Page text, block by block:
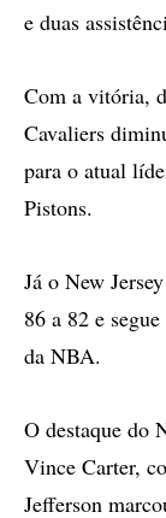
e duas
Com a vitória,
Cavaliers
para o atual
Pistons.
Já o New
86 a 82 e
da NBA.
O destaque do
Vince Carter,
Jefferson